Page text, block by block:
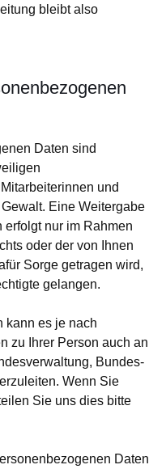
bleibt also
Daten sind
und
Eine Weitergabe
erfolgt nur im Rahmen
oder der von Ihnen
Sorge getragen wird,
gelangen.
kann es je nach
zu Ihrer Person auch an
Bundes-
Wenn Sie
Sie uns dies bitte
Daten